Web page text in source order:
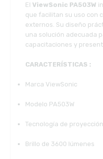
El ViewSonic PA503W
que facilitan su uso con
externos. Su diseño
una solución adecuada
capacitaciones y
CARACTERÍSTICAS :
Marca ViewSonic
Modelo PA503W
Tecnología de
Brillo de 3600 lúmenes